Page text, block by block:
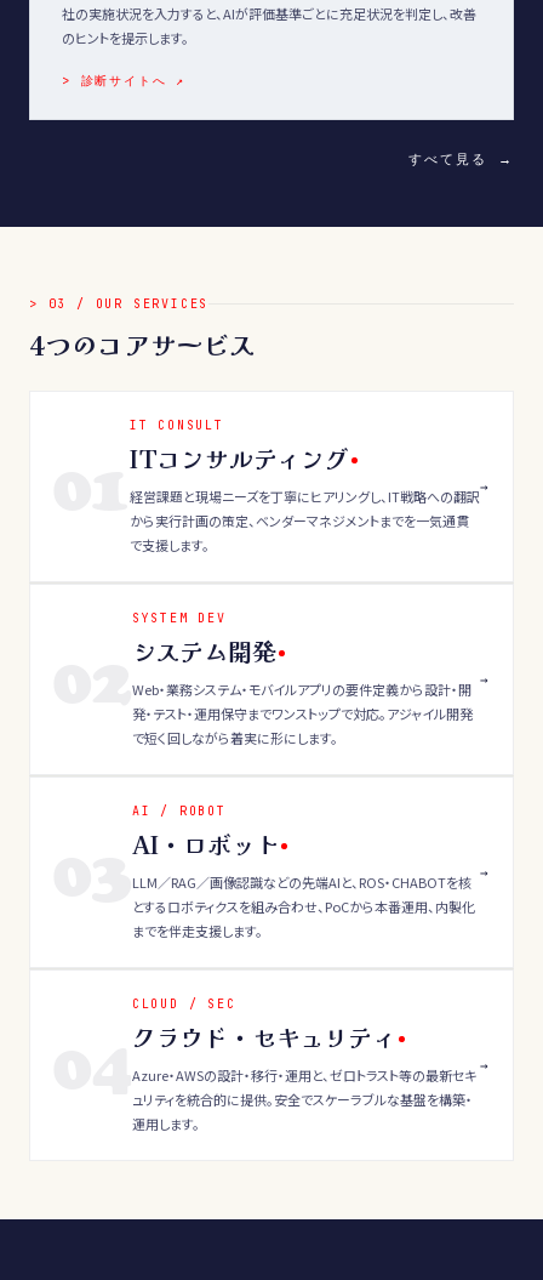
社の実施状況を入力すると、AIが評価基準ごとに充足状況を判定し、改善
のヒントを提示します。
> 診断サイトへ ↗
すべて見る →
> 03 / OUR SERVICES
4つのコアサービス
IT CONSULT
ITコンサルティング
経営課題と現場ニーズを丁寧にヒアリングし、IT戦略への翻訳
から実行計画の策定、ベンダーマネジメントまでを一気通貫
で支援します。
→
SYSTEM DEV
システム開発
Web・業務システム・モバイルアプリの要件定義から設計・開
発・テスト・運用保守までワンストップで対応。アジャイル開発
で短く回しながら着実に形にします。
→
AI / ROBOT
AI・ロボット
LLM／RAG／画像認識などの先端AIと、ROS・CHABOTを核
とするロボティクスを組み合わせ、PoCから本番運用、内製化
までを伴走支援します。
→
CLOUD / SEC
クラウド・セキュリティ
Azure・AWSの設計・移行・運用と、ゼロトラスト等の最新セキ
ュリティを統合的に提供。安全でスケーラブルな基盤を構築・
運用します。
→